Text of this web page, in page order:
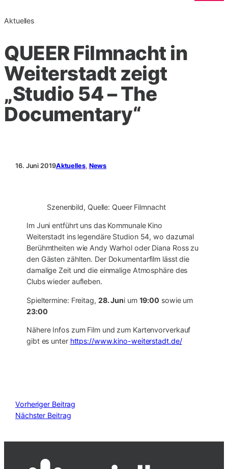
Aktuelles
QUEER Filmnacht in
Weiterstadt zeigt
„Studio 54 – The
Documentary“
16. Juni 2019Aktuelles, News
Szenenbild, Quelle: Queer Filmnacht
Im Juni entführt uns das Kommunale Kino
Weiterstadt ins legendäre Studion 54, wo dazumal
Berühmtheiten wie Andy Warhol oder Diana Ross zu
den Gästen zählten. Der Dokumentarfilm lässt die
damalige Zeit und die einmalige Atmosphäre des
Clubs wieder aufleben.
Spieltermine: Freitag, 28. Juni um 19:00 sowie um
23:00
Nähere Infos zum Film und zum Kartenvorverkauf
gibt es unter https://www.kino-weiterstadt.de/
Vorheriger Beitrag
Nächster Beitrag